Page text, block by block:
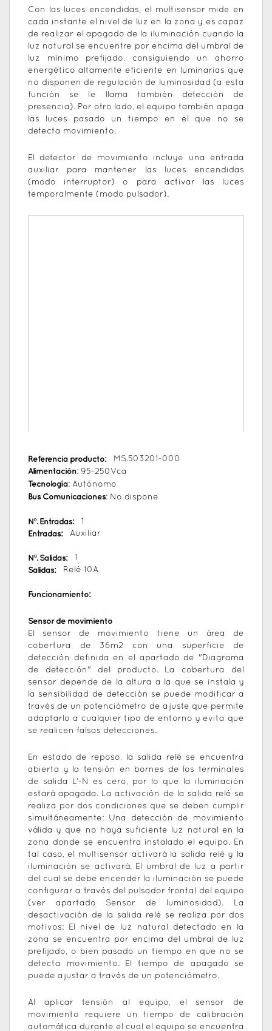
Con las luces encendidas, el multisensor mide en
cada instante el nivel de luz en la zona y es capaz
de realizar el apagado de la iluminación cuando la
luz natural se encuentre por encima del umbral de
luz mínimo prefijado, consiguiendo un ahorro
energético altamente eficiente en luminarias que
no disponen de regulación de luminosidad (a esta
función se le llama también detección de
presencia). Por otro lado, el equipo también apaga
las luces pasado un tiempo en el que no se
detecta movimiento.
El detector de movimiento incluye una entrada
auxiliar para mantener las luces encendidas
(modo interruptor) o para activar las luces
temporalmente (modo pulsador).
Referencia producto:
MS.503201-000
Alimentación: 95-250Vca
Tecnología: Autónomo
Bus Comunicaciones: No dispone
Nº. Entradas:
1
Entradas:
Auxiliar
Nº. Salidas:
1
Salidas:
Relé 10A
Funcionamiento:
Sensor de movimiento
El sensor de movimiento tiene un área de
cobertura de 36m2 con una superficie de
detección definida en el apartado de "Diagrama
de detección" del producto. La cobertura del
sensor depende de la altura a la que se instala y
la sensibilidad de detección se puede modificar a
través de un potenciómetro de ajuste que permite
adaptarlo a cualquier tipo de entorno y evita que
se realicen falsas detecciones.
En estado de reposo, la salida relé se encuentra
abierta y la tensión en bornes de los terminales
de salida L’-N es cero, por lo que la iluminación
estará apagada. La activación de la salida relé se
realiza por dos condiciones que se deben cumplir
simultáneamente: Una detección de movimiento
válida y que no haya suficiente luz natural en la
zona donde se encuentra instalado el equipo. En
tal caso, el multisensor activará la salida relé y la
iluminación se activará. El umbral de luz a partir
del cual se debe encender la iluminación se puede
configurar a través del pulsador frontal del equipo
(ver apartado Sensor de luminosidad). La
desactivación de la salida relé se realiza por dos
motivos: El nivel de luz natural detectado en la
zona se encuentra por encima del umbral de luz
prefijado, o bien pasado un tiempo en que no se
detecta movimiento. El tiempo de apagado se
puede ajustar a través de un potenciómetro.
Al aplicar tensión al equipo, el sensor de
movimiento requiere un tiempo de calibración
automática durante el cual el equipo se encuentra